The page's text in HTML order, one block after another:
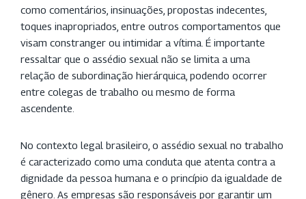
como comentários, insinuações, propostas indecentes,
toques inapropriados, entre outros comportamentos que
visam constranger ou intimidar a vítima. É importante
ressaltar que o assédio sexual não se limita a uma
relação de subordinação hierárquica, podendo ocorrer
entre colegas de trabalho ou mesmo de forma
ascendente.
No contexto legal brasileiro, o assédio sexual no trabalho
é caracterizado como uma conduta que atenta contra a
dignidade da pessoa humana e o princípio da igualdade de
gênero. As empresas são responsáveis por garantir um